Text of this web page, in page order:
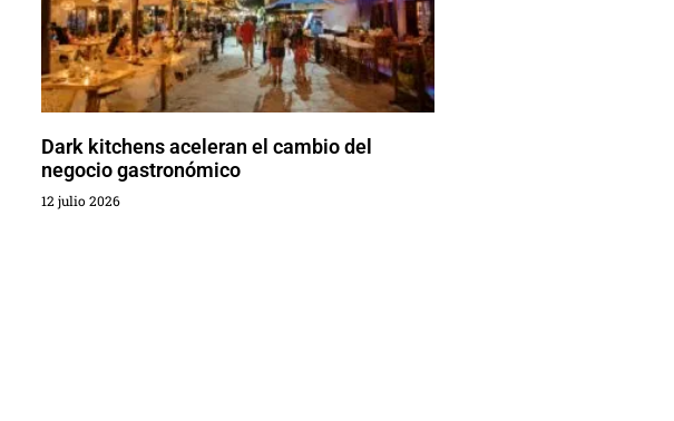
Dark kitchens aceleran el cambio del
negocio gastronómico
12 julio 2026